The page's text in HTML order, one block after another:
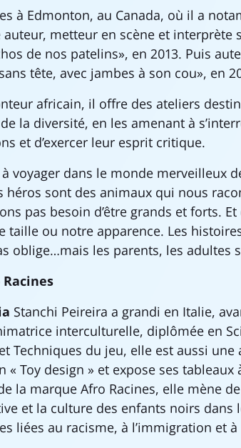
à Edmonton, au Canada, où il a
auteur, metteur en scène et interprète
de nos patelins», en 2013. Puis
tête, avec jambes à son cou», en
africain, il offre des ateliers
la diversité, en les amenant à
horizons et d’exercer
voyager dans le monde merveilleux
héros sont des animaux qui nous
pas besoin d’être grands et forts.
taille ou notre apparence. Les
oblige…mais les parents, les adultes
Stanchi Peireira a grandi en Italie,
interculturelle, diplômée en
Techniques du jeu, elle est aussi
Toy design » et expose ses tableaux
la marque Afro Racines, elle mène
et la culture des enfants noirs dans
liées au racisme, à l’immigration et à